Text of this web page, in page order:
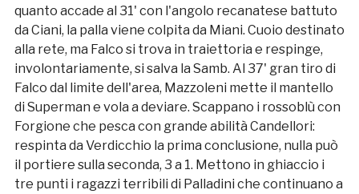
quanto accade al 31' con l'angolo recanatese battuto
da Ciani, la palla viene colpita da Miani. Cuoio destinato
alla rete, ma Falco si trova in traiettoria e respinge,
involontariamente, si salva la Samb. Al 37' gran tiro di
Falco dal limite dell'area, Mazzoleni mette il mantello
di Superman e vola a deviare. Scappano i rossoblù con
Forgione che pesca con grande abilità Candellori:
respinta da Verdicchio la prima conclusione, nulla può
il portiere sulla seconda, 3 a 1. Mettono in ghiaccio i
tre punti i ragazzi terribili di Palladini che continuano a